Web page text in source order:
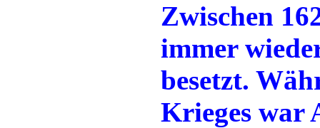
Zwischen
immer
besetzt.
Krieges war